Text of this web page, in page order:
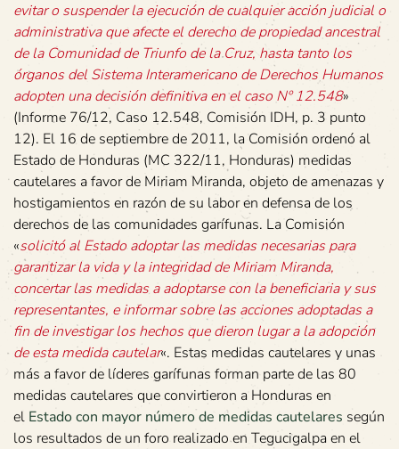
evitar o suspender la ejecución de cualquier acción judicial o
administrativa que afecte el derecho de propiedad ancestral
de la Comunidad de Triunfo de la Cruz, hasta tanto los
órganos del Sistema Interamericano de Derechos Humanos
adopten una decisión definitiva en el caso Nº 12.548»
(Informe 76/12, Caso 12.548, Comisión IDH, p. 3 punto
12). El 16 de septiembre de 2011, la Comisión ordenó al
Estado de Honduras (MC 322/11, Honduras) medidas
cautelares a favor de Miriam Miranda, objeto de amenazas y
hostigamientos en razón de su labor en defensa de los
derechos de las comunidades garífunas. La Comisión
«solicitó al Estado adoptar las medidas necesarias para
garantizar la vida y la integridad de Miriam Miranda,
concertar las medidas a adoptarse con la beneficiaria y sus
representantes, e informar sobre las acciones adoptadas a
fin de investigar los hechos que dieron lugar a la adopción
de esta medida cautelar«. Estas medidas cautelares y unas
más a favor de líderes garífunas forman parte de las 80
medidas cautelares que convirtieron a Honduras en
el Estado con mayor número de medidas cautelares según
los resultados de un foro realizado en Tegucigalpa en el